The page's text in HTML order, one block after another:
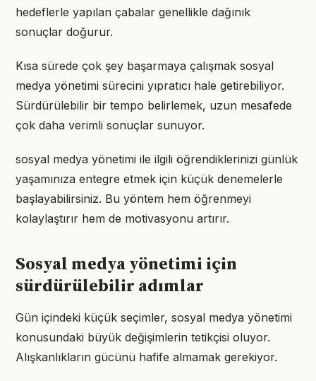
hedeflerle yapılan çabalar genellikle dağınık
sonuçlar doğurur.
Kısa sürede çok şey başarmaya çalışmak sosyal
medya yönetimi sürecini yıpratıcı hale getirebiliyor.
Sürdürülebilir bir tempo belirlemek, uzun mesafede
çok daha verimli sonuçlar sunuyor.
sosyal medya yönetimi ile ilgili öğrendiklerinizi günlük
yaşamınıza entegre etmek için küçük denemelerle
başlayabilirsiniz. Bu yöntem hem öğrenmeyi
kolaylaştırır hem de motivasyonu artırır.
Sosyal medya yönetimi için
sürdürülebilir adımlar
Gün içindeki küçük seçimler, sosyal medya yönetimi
konusundaki büyük değişimlerin tetikçisi oluyor.
Alışkanlıkların gücünü hafife almamak gerekiyor.